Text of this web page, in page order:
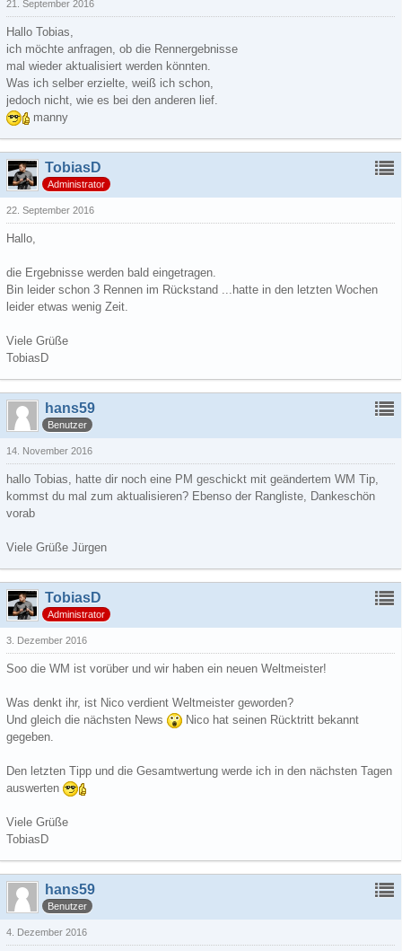
21. September 2016
Hallo Tobias,
ich möchte anfragen, ob die Rennergebnisse
mal wieder aktualisiert werden könnten.
Was ich selber erzielte, weiß ich schon,
jedoch nicht, wie es bei den anderen lief.
manny
TobiasD
Administrator
22. September 2016
Hallo,
die Ergebnisse werden bald eingetragen.
Bin leider schon 3 Rennen im Rückstand ...hatte in den letzten Wochen
leider etwas wenig Zeit.
Viele Grüße
TobiasD
hans59
Benutzer
14. November 2016
hallo Tobias, hatte dir noch eine PM geschickt mit geändertem WM Tip,
kommst du mal zum aktualisieren? Ebenso der Rangliste, Dankeschön
vorab
Viele Grüße Jürgen
TobiasD
Administrator
3. Dezember 2016
Soo die WM ist vorüber und wir haben ein neuen Weltmeister!
Was denkt ihr, ist Nico verdient Weltmeister geworden?
Und gleich die nächsten News
Nico hat seinen Rücktritt bekannt
gegeben.
Den letzten Tipp und die Gesamtwertung werde ich in den nächsten Tagen
auswerten
Viele Grüße
TobiasD
hans59
Benutzer
4. Dezember 2016